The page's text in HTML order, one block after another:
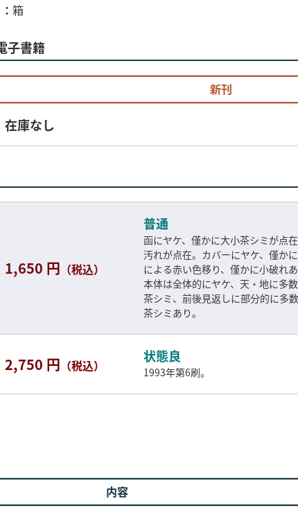
箱
子書籍
新刊
在庫なし
1,650 円 （税込）
普通
函にヤケ、僅かに大小茶シミが点
汚れが点在。カバーにヤケ、僅か
による赤い色移り、僅かに小破れあ
本体は全体的にヤケ、天・地に多
茶シミ、前後見返しに部分的に多
茶シミあり。
2,750 円 （税込）
状態良
1993年第6刷。
内容